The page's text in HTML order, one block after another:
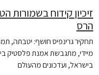
זיכיון קידוח
הרס
מיידי, מתגבשת אמנת פלסטיק
בישראל, ועדכונים מהעולם